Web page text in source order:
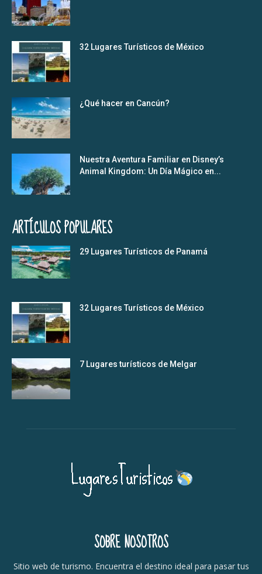
32 Lugares Turísticos de México
¿Qué hacer en Cancún?
Nuestra Aventura Familiar en Disney’s
Animal Kingdom: Un Día Mágico en...
ARTÍCULOS POPULARES
29 Lugares Turísticos de Panamá
32 Lugares Turísticos de México
7 Lugares turísticos de Melgar
SOBRE NOSOTROS
Sitio web de turismo. Encuentra el destino ideal para pasar tus